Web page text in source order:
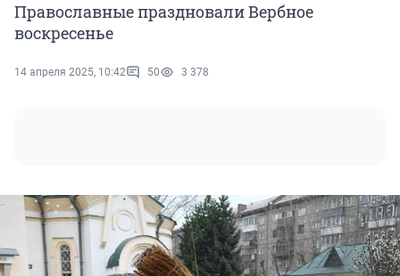
Православные праздновали Вербное
воскресенье
14 апреля 2025, 10:42 50 3 378